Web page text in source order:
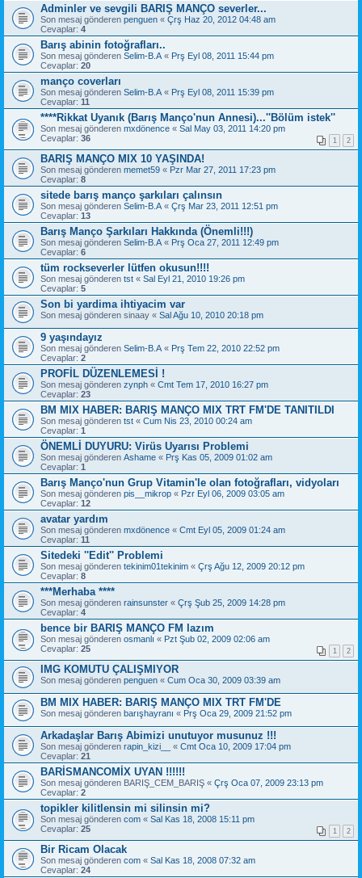
Adminler ve sevgili BARIŞ MANÇO severler...
Son mesaj gönderen penguen « Çrş Haz 20, 2012 04:48 am
Cevaplar: 4
Barış abinin fotoğrafları..
Son mesaj gönderen Selim-B.A « Prş Eyl 08, 2011 15:44 pm
Cevaplar: 20
manço coverları
Son mesaj gönderen Selim-B.A « Prş Eyl 08, 2011 15:39 pm
Cevaplar: 11
****Rikkat Uyanık (Barış Manço'nun Annesi)...''Bölüm istek''
Son mesaj gönderen mxdönence « Sal May 03, 2011 14:20 pm
Cevaplar: 36 1 2
BARIŞ MANÇO MIX 10 YAŞINDA!
Son mesaj gönderen memet59 « Pzr Mar 27, 2011 17:23 pm
Cevaplar: 8
sitede barış manço şarkıları çalınsın
Son mesaj gönderen Selim-B.A « Çrş Mar 23, 2011 12:51 pm
Cevaplar: 13
Barış Manço Şarkıları Hakkında (Önemli!!!)
Son mesaj gönderen Selim-B.A « Prş Oca 27, 2011 12:49 pm
Cevaplar: 6
tüm rockseverler lütfen okusun!!!!
Son mesaj gönderen tst « Sal Eyl 21, 2010 19:26 pm
Cevaplar: 5
Son bi yardima ihtiyacim var
Son mesaj gönderen sinaay « Sal Ağu 10, 2010 20:18 pm
9 yaşındayız
Son mesaj gönderen Selim-B.A « Prş Tem 22, 2010 22:52 pm
Cevaplar: 2
PROFİL DÜZENLEMESİ !
Son mesaj gönderen zynph « Cmt Tem 17, 2010 16:27 pm
Cevaplar: 23
BM MIX HABER: BARIŞ MANÇO MIX TRT FM'DE TANITILDI
Son mesaj gönderen tst « Cum Nis 23, 2010 00:24 am
Cevaplar: 1
ÖNEMLİ DUYURU: Virüs Uyarısı Problemi
Son mesaj gönderen Ashame « Prş Kas 05, 2009 01:02 am
Cevaplar: 1
Barış Manço'nun Grup Vitamin'le olan fotoğrafları, vidyoları
Son mesaj gönderen pis__mikrop « Pzr Eyl 06, 2009 03:05 am
Cevaplar: 12
avatar yardım
Son mesaj gönderen mxdönence « Cmt Eyl 05, 2009 01:24 am
Cevaplar: 11
Sitedeki ''Edit'' Problemi
Son mesaj gönderen tekinim01tekinim « Çrş Ağu 12, 2009 20:12 pm
Cevaplar: 8
***Merhaba ****
Son mesaj gönderen rainsunster « Çrş Şub 25, 2009 14:28 pm
Cevaplar: 4
bence bir BARIŞ MANÇO FM lazım
Son mesaj gönderen osmanlı « Pzt Şub 02, 2009 02:06 am
Cevaplar: 25 1 2
IMG KOMUTU ÇALIŞMIYOR
Son mesaj gönderen penguen « Cum Oca 30, 2009 03:39 am
BM MIX HABER: BARIŞ MANÇO MIX TRT FM'DE
Son mesaj gönderen barışhayranı « Prş Oca 29, 2009 21:52 pm
Arkadaşlar Barış Abimizi unutuyor musunuz !!!
Son mesaj gönderen rapin_kizi__ « Cmt Oca 10, 2009 17:04 pm
Cevaplar: 21
BARİSMANCOMİX UYAN !!!!!!
Son mesaj gönderen BARIŞ_CEM_BARIŞ « Çrş Oca 07, 2009 23:13 pm
Cevaplar: 2
topikler kilitlensin mi silinsin mi?
Son mesaj gönderen com « Sal Kas 18, 2008 15:11 pm
Cevaplar: 25 1 2
Bir Ricam Olacak
Son mesaj gönderen com « Sal Kas 18, 2008 07:32 am
Cevaplar: 24